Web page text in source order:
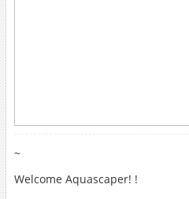
~
Welcome Aquascaper! !